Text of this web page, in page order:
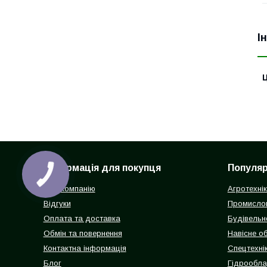
Інформація для покупця
Про компанію
Відгуки
Оплата та доставка
Обмін та повернення
Контактна інформація
Блог
Навісне